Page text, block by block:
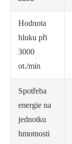
Hodnota
hluku při
3000
ot./min
Spotřeba
energie na
jednotku
hmotnosti